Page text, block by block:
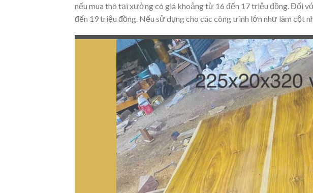
nếu mua thô tại xưởng có giá khoảng từ 16 đến 17 triệu đồng. Đối
đến 19 triệu đồng. Nếu sử dụng cho các công trình lớn như làm cột